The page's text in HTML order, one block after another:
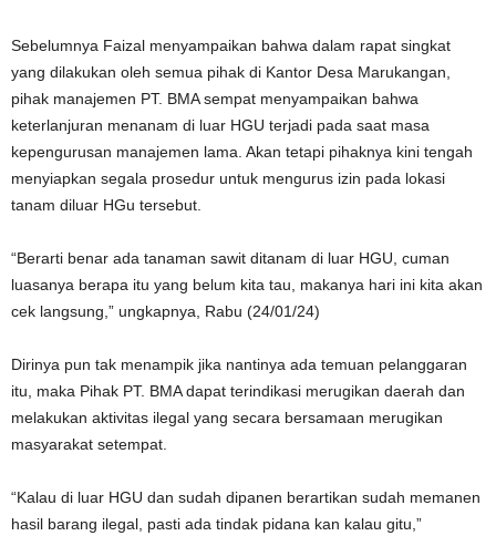
Sebelumnya Faizal menyampaikan bahwa dalam rapat singkat
yang dilakukan oleh semua pihak di Kantor Desa Marukangan,
pihak manajemen PT. BMA sempat menyampaikan bahwa
keterlanjuran menanam di luar HGU terjadi pada saat masa
kepengurusan manajemen lama. Akan tetapi pihaknya kini tengah
menyiapkan segala prosedur untuk mengurus izin pada lokasi
tanam diluar HGu tersebut.
“Berarti benar ada tanaman sawit ditanam di luar HGU, cuman
luasanya berapa itu yang belum kita tau, makanya hari ini kita akan
cek langsung,” ungkapnya, Rabu (24/01/24)
Dirinya pun tak menampik jika nantinya ada temuan pelanggaran
itu, maka Pihak PT. BMA dapat terindikasi merugikan daerah dan
melakukan aktivitas ilegal yang secara bersamaan merugikan
masyarakat setempat.
“Kalau di luar HGU dan sudah dipanen berartikan sudah memanen
hasil barang ilegal, pasti ada tindak pidana kan kalau gitu,”